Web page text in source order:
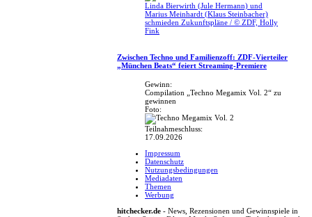
Linda Bierwirth (Jule Hermann) und
Marius Meinhardt (Klaus Steinbacher)
schmieden Zukunftspläne / © ZDF, Holly
Fink
Zwischen Techno und Familienzoff: ZDF-Vierteiler
„München Beats“ feiert Streaming-Premiere
Gewinn:
Compilation „Techno Megamix Vol. 2“ zu
gewinnen
Foto:
Teilnahmeschluss:
17.09.2026
Impressum
Datenschutz
Nutzungsbedingungen
Mediadaten
Themen
Werbung
hitchecker.de - News, Rezensionen und Gewinnspiele in